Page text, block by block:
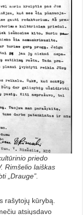
priedo
Rimšelio laiškas
„Drauge”.
rašytojų kūrybą.
atsiųsdavo